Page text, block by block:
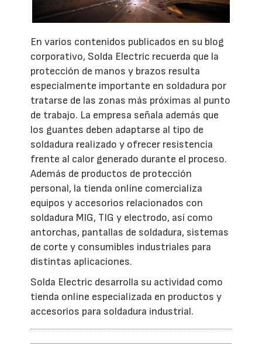
En varios contenidos publicados en su blog
corporativo, Solda Electric recuerda que la
protección de manos y brazos resulta
especialmente importante en soldadura por
tratarse de las zonas más próximas al punto
de trabajo. La empresa señala además que
los guantes deben adaptarse al tipo de
soldadura realizado y ofrecer resistencia
frente al calor generado durante el proceso.
Además de productos de protección
personal, la tienda online comercializa
equipos y accesorios relacionados con
soldadura MIG, TIG y electrodo, así como
antorchas, pantallas de soldadura, sistemas
de corte y consumibles industriales para
distintas aplicaciones.
Solda Electric desarrolla su actividad como
tienda online especializada en productos y
accesorios para soldadura industrial.